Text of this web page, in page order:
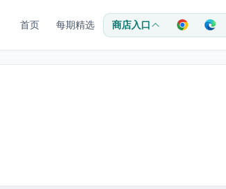
首页 每期精选 商店入口